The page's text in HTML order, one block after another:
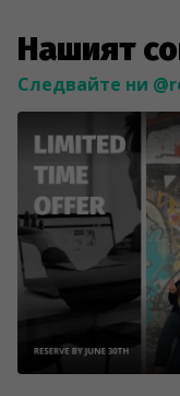
Нашият
Следвайте ни